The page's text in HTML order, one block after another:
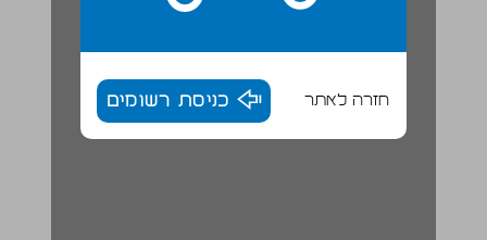
חזרה לאתר כניסת רשומים